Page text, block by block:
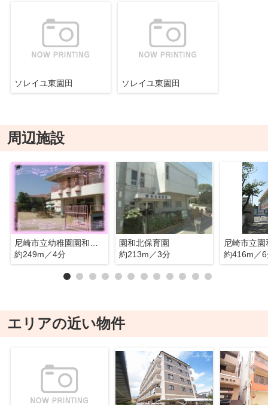
ソレイユ東園田 ソレイユ東園田
周辺施設
尼崎市立幼稚園園和北幼稚園
約249m／4分
園和北保育園
約213m／3分
尼崎市立
約416m／
エリアの近い物件